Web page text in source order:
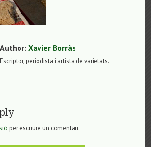
Author:Xavier Borràs
Escriptor, periodista i artista de varietats.
per escriure un comentari.